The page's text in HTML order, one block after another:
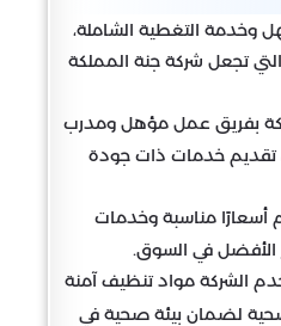
وخدمة التغطية الشاملة،
تجعل شركة جنة المملكة
بفريق عمل مؤهل ومدرب
خدمات ذات جودة
أسعارًا مناسبة وخدمات
الأفضل في السوق.
الشركة مواد تنظيف آمنة
لضمان بيئة صحية في